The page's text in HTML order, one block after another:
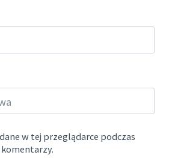
w tej przeglądarce podczas